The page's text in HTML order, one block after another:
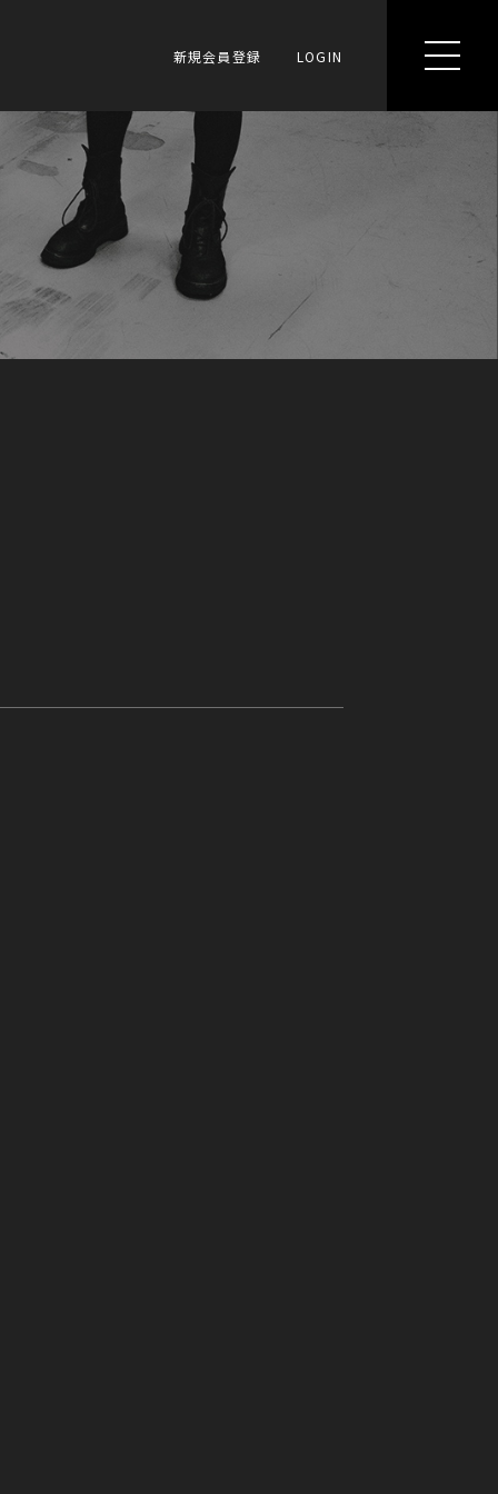
新規会員登録 LOGIN